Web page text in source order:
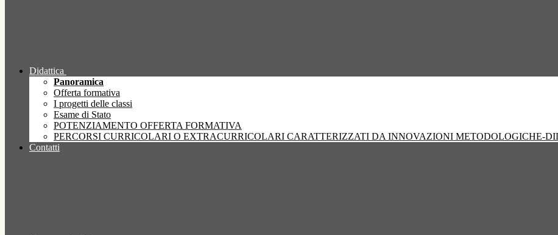
Didattica
Panoramica
Offerta formativa
I progetti delle classi
Esame di Stato
POTENZIAMENTO OFFERTA FORMATIVA
PERCORSI CURRICOLARI O EXTRACURRICOLARI CARATTERIZZATI DA INNOVAZIONI METODOLOGICHE-
Contatti